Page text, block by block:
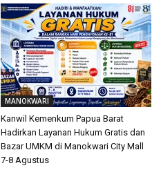
MANOKWARI
Kanwil Kemenkum Papua Barat
Hadirkan Layanan Hukum Gratis dan
Bazar UMKM di Manokwari City Mall
7-8 Agustus